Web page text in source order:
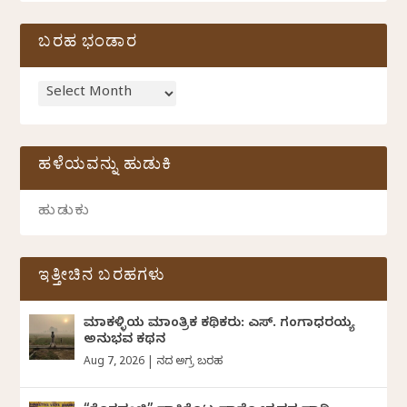
ಬರಹ ಭಂಡಾರ
ಹಳೆಯವನ್ನು ಹುಡುಕಿ
ಇತ್ತೀಚಿನ ಬರಹಗಳು
ಮಾಕಳ್ಳಿಯ ಮಾಂತ್ರಿಕ ಕಥಿಕರು: ಎಸ್. ಗಂಗಾಧರಯ್ಯ
ಅನುಭವ ಕಥನ
Aug 7, 2026 ದಿನದ ಅಗ್ರ ಬರಹ